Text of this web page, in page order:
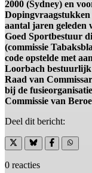
2000 (Sydney) en
aantal jaren geleden
Goed Sportbestuur
(commissie
code opstelde met
Loorbach bestuurlijk
Raad van
bij de
Commissie van
Deel dit bericht:
0 reacties